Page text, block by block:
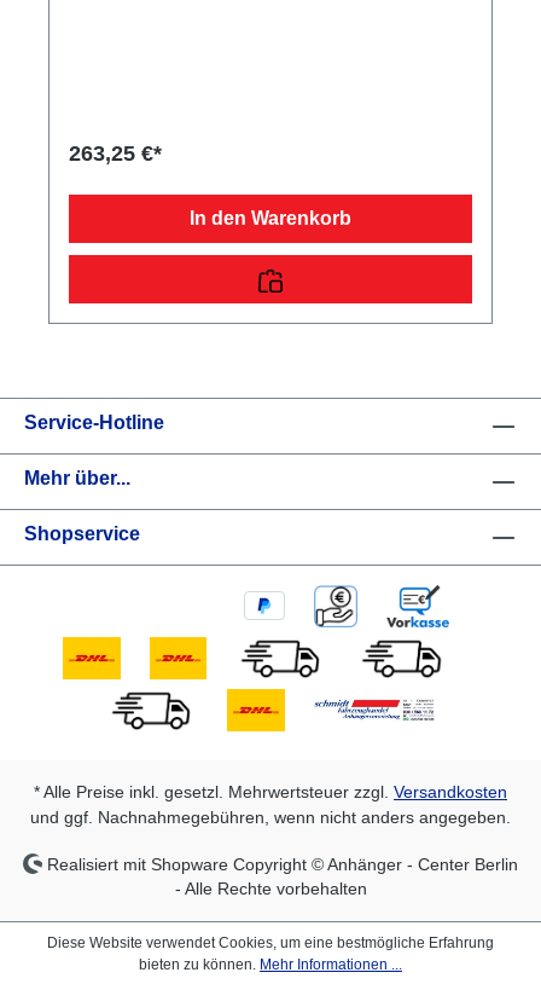
263,25 €*
In den Warenkorb
Service-Hotline
Mehr über...
Shopservice
* Alle Preise inkl. gesetzl. Mehrwertsteuer zzgl. Versandkosten
und ggf. Nachnahmegebühren, wenn nicht anders angegeben.
Realisiert mit Shopware Copyright © Anhänger - Center Berlin
- Alle Rechte vorbehalten
Diese Website verwendet Cookies, um eine bestmögliche Erfahrung
bieten zu können. Mehr Informationen ...